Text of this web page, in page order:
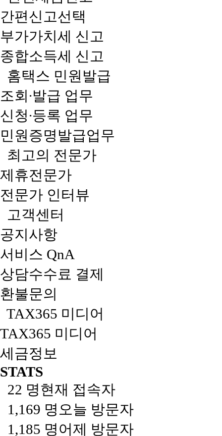
간편신고선택
부가가치세 신고
종합소득세 신고
홈택스 민원발급
조회∙발급 업무
신청∙등록 업무
민원증명발급업무
최고의 전문가
제휴전문가
전문가 인터뷰
고객센터
공지사항
서비스 QnA
상담수수료 결제
환불문의
TAX365 미디어
TAX365 미디어
세금정보
STATS
22 명현재 접속자
1,169 명 오늘 방문자
1,185 명어제 방문자